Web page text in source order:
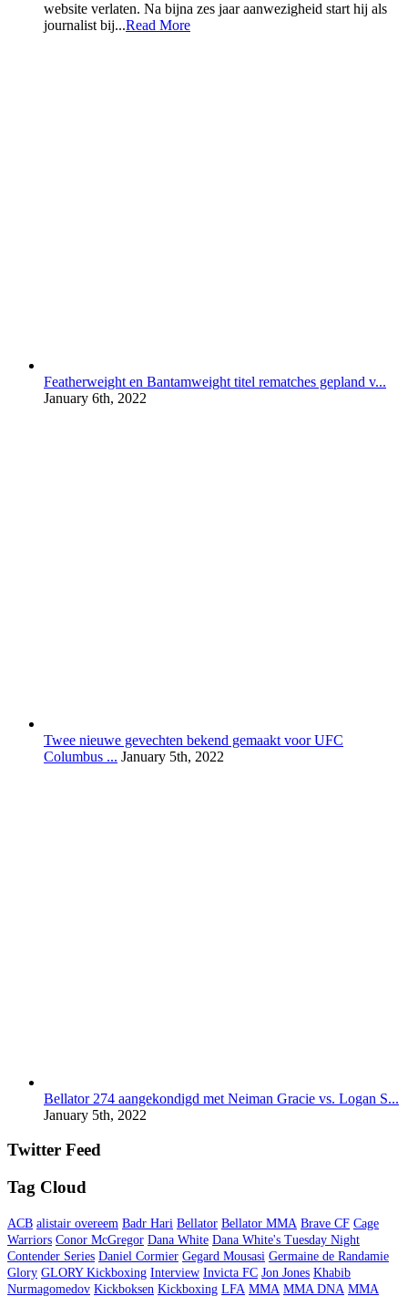
website verlaten. Na bijna zes jaar aanwezigheid start hij als
journalist bij...Read More
Featherweight en Bantamweight titel rematches gepland v...
January 6th, 2022
Twee nieuwe gevechten bekend gemaakt voor UFC
Columbus ... January 5th, 2022
Bellator 274 aangekondigd met Neiman Gracie vs. Logan S...
January 5th, 2022
Twitter Feed
Tag Cloud
ACB alistair overeem Badr Hari Bellator Bellator MMA Brave CF Cage
Warriors Conor McGregor Dana White Dana White's Tuesday Night
Contender Series Daniel Cormier Gegard Mousasi Germaine de Randamie
Glory GLORY Kickboxing Interview Invicta FC Jon Jones Khabib
Nurmagomedov Kickboksen Kickboxing LFA MMA MMA DNA MMA